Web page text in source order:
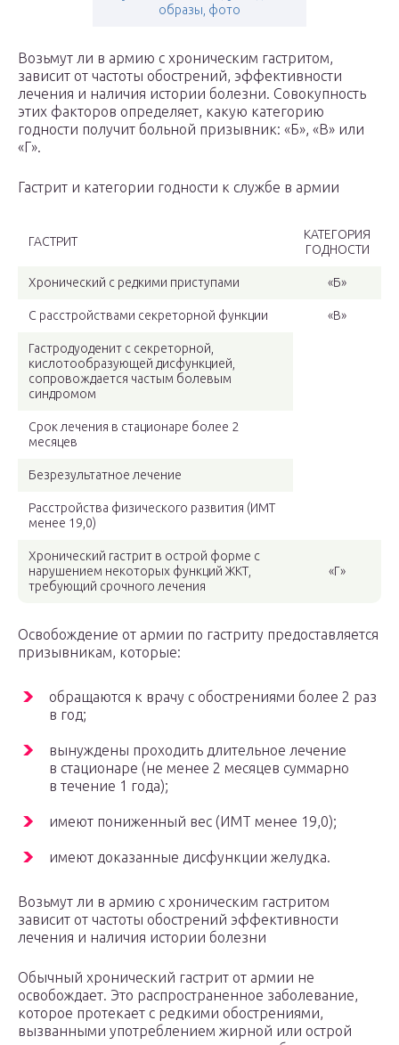
образы, фото
Возьмут ли в армию с хроническим гастритом,
зависит от частоты обострений, эффективности
лечения и наличия истории болезни. Совокупность
этих факторов определяет, какую категорию
годности получит больной призывник: «Б», «В» или
«Г».
Гастрит и категории годности к службе в армии
ГАСТРИТ
КАТЕГОРИЯ
ГОДНОСТИ
Хронический с редкими приступами «Б»
С расстройствами секреторной функции «В»
Гастродуоденит с секреторной,
кислотообразующей дисфункцией,
сопровождается частым болевым
синдромом
Срок лечения в стационаре более 2
месяцев
Безрезультатное лечение
Расстройства физического развития (ИМТ
менее 19,0)
Хронический гастрит в острой форме с
нарушением некоторых функций ЖКТ,
требующий срочного лечения
«Г»
Освобождение от армии по гастриту предоставляется
призывникам, которые:
обращаются к врачу с обострениями более 2 раз
в год;
вынуждены проходить длительное лечение
в стационаре (не менее 2 месяцев суммарно
в течение 1 года);
имеют пониженный вес (ИМТ менее 19,0);
имеют доказанные дисфункции желудка.
Возьмут ли в армию с хроническим гастритом
зависит от частоты обострений эффективности
лечения и наличия истории болезни
Обычный хронический гастрит от армии не
освобождает. Это распространенное заболевание,
которое протекает с редкими обострениями,
вызванными употреблением жирной или острой